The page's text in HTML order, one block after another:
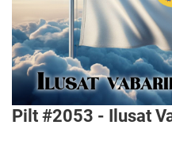
Pilt #2053 - Ilusat